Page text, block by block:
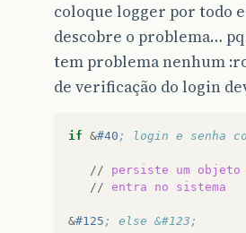
coloque logger por todo
descobre o problema…
tem problema nenhum
de verificação do login
if &#40 ; login e senha
// persiste um objeto
// entra no sistema
&#125 ; else &#123;